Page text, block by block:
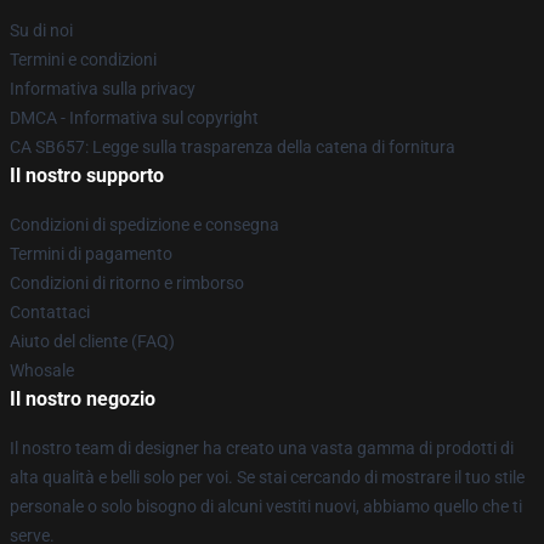
Su di noi
Termini e condizioni
Informativa sulla privacy
DMCA - Informativa sul copyright
CA SB657: Legge sulla trasparenza della catena di fornitura
Il nostro supporto
Condizioni di spedizione e consegna
Termini di pagamento
Condizioni di ritorno e rimborso
Contattaci
Aiuto del cliente (FAQ)
Whosale
Il nostro negozio
Il nostro team di designer ha creato una vasta gamma di prodotti di
alta qualità e belli solo per voi. Se stai cercando di mostrare il tuo stile
personale o solo bisogno di alcuni vestiti nuovi, abbiamo quello che ti
serve.